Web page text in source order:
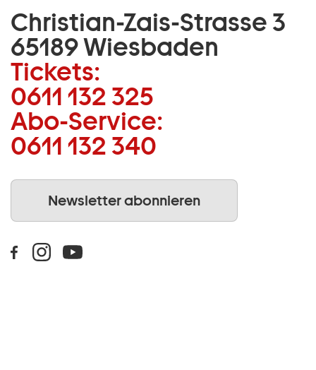
Christian-Zais-Strasse 3
65189 Wiesbaden
Tickets:
0611 132 325
Abo-Service:
0611 132 340
Newsletter abonnieren